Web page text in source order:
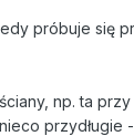
próbuje się
np. ta
przydługie